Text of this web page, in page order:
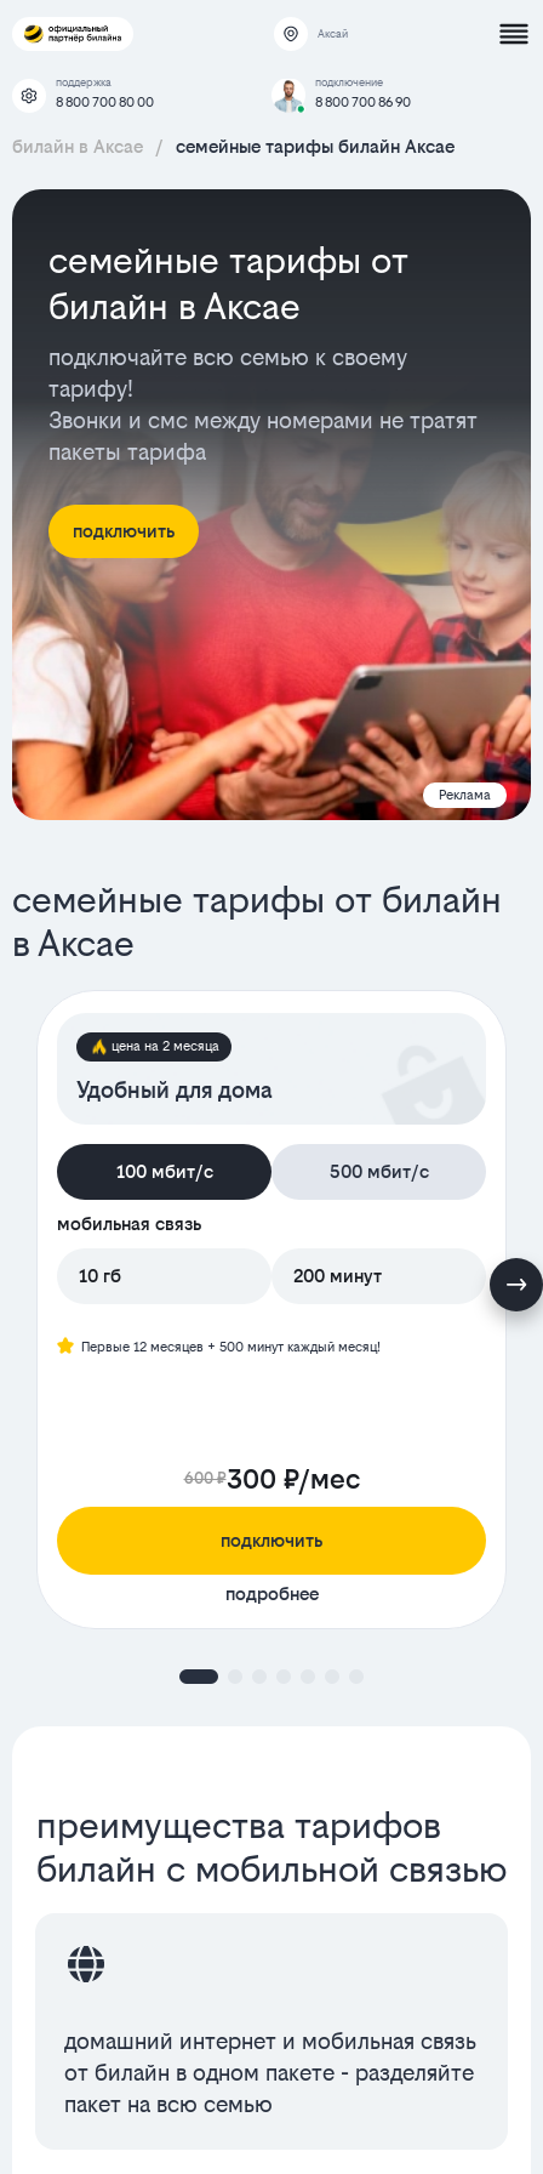
Аксай
поддержка
8 800 700 80 00
подключение
8 800 700 86 90
билайн в Аксае / семейные тарифы билайн Аксае
семейные тарифы от
билайн в Аксае
подключайте всю семью к своему
тарифу!
Звонки и смс между номерами не тратят
пакеты тарифа
подключить
Реклама
семейные тарифы от билайн
в Аксае
цена на 2 месяца
Удобный для дома
100 мбит/с 500 мбит/с
мобильная связь
10 гб 200 минут
Первые 12 месяцев + 500 минут каждый месяц!
600 ₽300 ₽/мес
подключить
подробнее
преимущества тарифов
билайн с мобильной связью
домашний интернет и мобильная связь
от билайн в одном пакете - разделяйте
пакет на всю семью